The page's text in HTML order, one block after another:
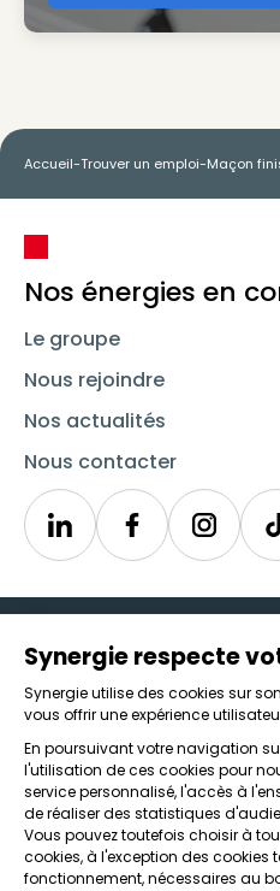
Accueil-Trouver un emploi-Maçon
Nos énergies en
Le groupe
Nous rejoindre
Nos actualités
Nous contacter
LinkedinSynergie
Icône d'illustration
Candidats
Entreprises
Icône d'illustration
Nos agences
Icône d'illustration
Conditions générales
Protection des données
Lanceur d'alertes